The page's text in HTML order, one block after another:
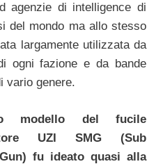
agenzie di intelligence di
del mondo ma allo stesso
largamente utilizzata da
ogni fazione e da bande
vario genere.
modello del fucile
UZI SMG (Sub
fu ideato quasi alla